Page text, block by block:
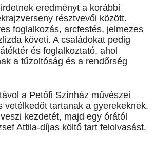
eredményt a korábbi
résztvevői között.
foglalkozás, arcfestés, jelmezes
követi. A családokat pedig
és foglalkoztató, ahol
a tűzoltóság és a rendőrség
a Petőfi Színház művészei
vetélkedőt tartanak a gyerekeknek.
kezdetét, majd egy órától
Attila-díjas költő tart felolvasást.